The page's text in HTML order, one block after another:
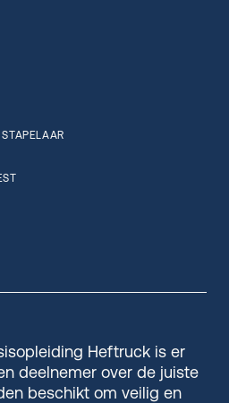
Heftruck is er
deelnemer over de juiste
beschikt om veilig en